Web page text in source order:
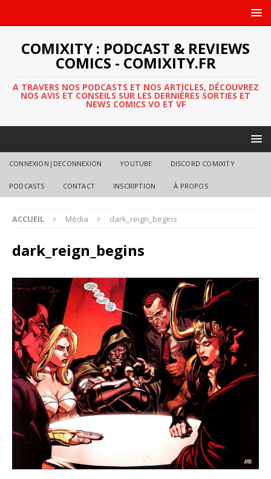
COMIXITY : PODCAST & REVIEWS
COMICS - COMIXITY.FR
A TRAVERS NOS PODCASTS ET NOS ARTICLES, DÉCOUVREZ
NOS AVIS ET CONSEILS SUR LES DERNIÈRES SORTIES ET
NEWS COMICS VO ET VF
CONNEXION|DECONNEXION YOUTUBE DISCORD COMIXITY
PODCASTS CONTACT INSCRIPTION À PROPOS
ACCUEIL Média dark_reign_begins
dark_reign_begins